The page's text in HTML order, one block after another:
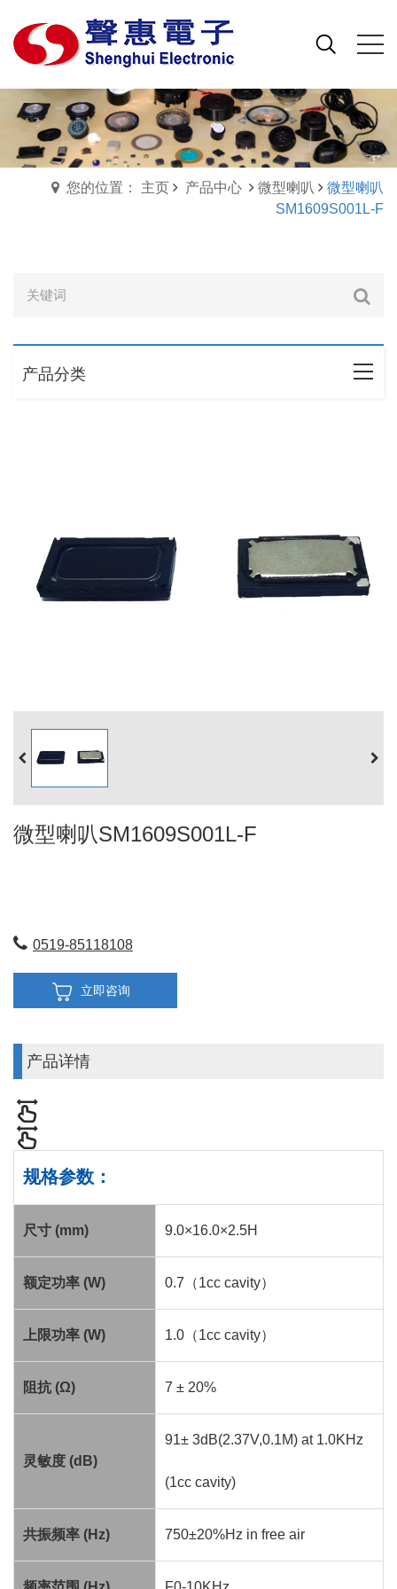
您的位置： 主页 产品中心 微型喇叭
微型喇叭
SM1609S001L-F
产品分类
微型喇叭SM1609S001L-F
0519-85118108
立即咨询
产品详情
规格参数：
尺寸 (mm) 9.0×16.0×2.5H
额定功率 (W) 0.7 （1cc cavity）
上限功率 (W) 1.0 （1cc cavity）
阻抗 (Ω) 7 ± 20%
灵敏度 (dB)
91± 3dB(2.37V,0.1M) at 1.0KHz
(1cc cavity)
共振频率 (Hz) 750±20%Hz in free air